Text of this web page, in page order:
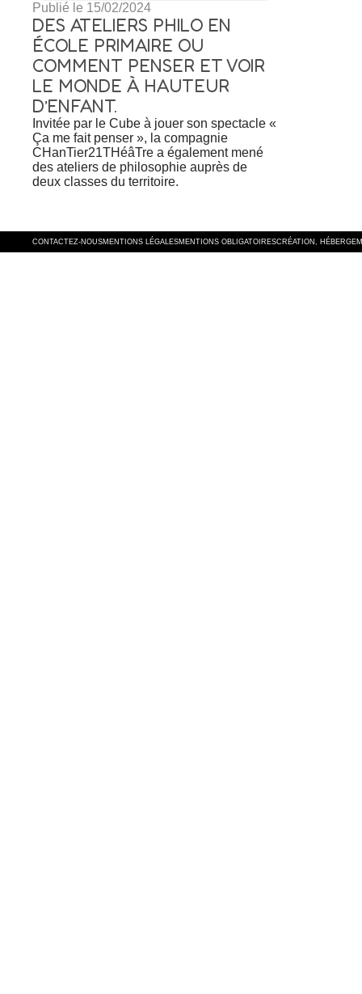
Publié le 15/02/2024
DES ATELIERS PHILO EN
ÉCOLE PRIMAIRE OU
COMMENT PENSER ET VOIR
LE MONDE À HAUTEUR
D’ENFANT.
Invitée par le Cube à jouer son spectacle «
Ça me fait penser », la compagnie
CHanTier21THéâTre a également mené
des ateliers de philosophie auprès de
deux classes du territoire.
CONTACTEZ-NOUSMENTIONS LÉGALESMENTIONS OBLIGATOIRESCRÉATION,